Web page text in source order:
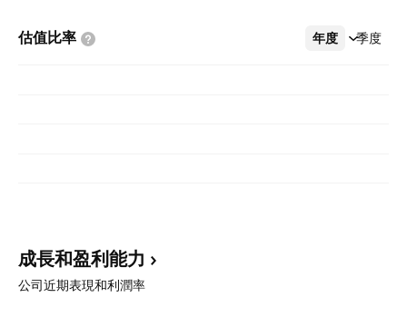
估值比率 年度 季度
更多
成長和盈利能力
公司近期表現和利潤率